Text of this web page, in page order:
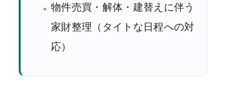
物件売買・解体・建替えに伴う
家財整理（タイトな日程への対
応）